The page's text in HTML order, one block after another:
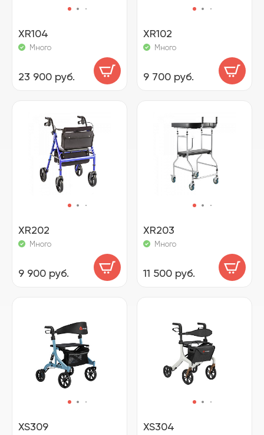
XR104
Много
23 900 руб.
XR102
Много
9 700 руб.
XR202
Много
9 900 руб.
XR203
Много
11 500 руб.
XS309 XS304